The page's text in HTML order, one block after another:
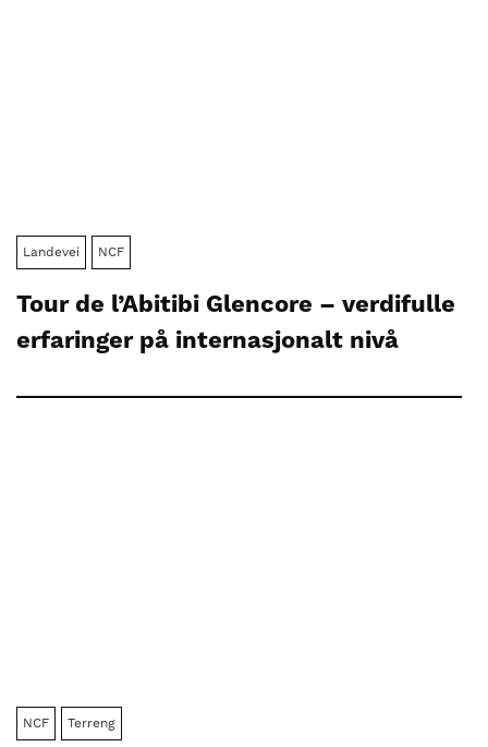
Landevei NCF
Tour de l’Abitibi Glencore – verdifulle
erfaringer på internasjonalt nivå
NCF Terreng